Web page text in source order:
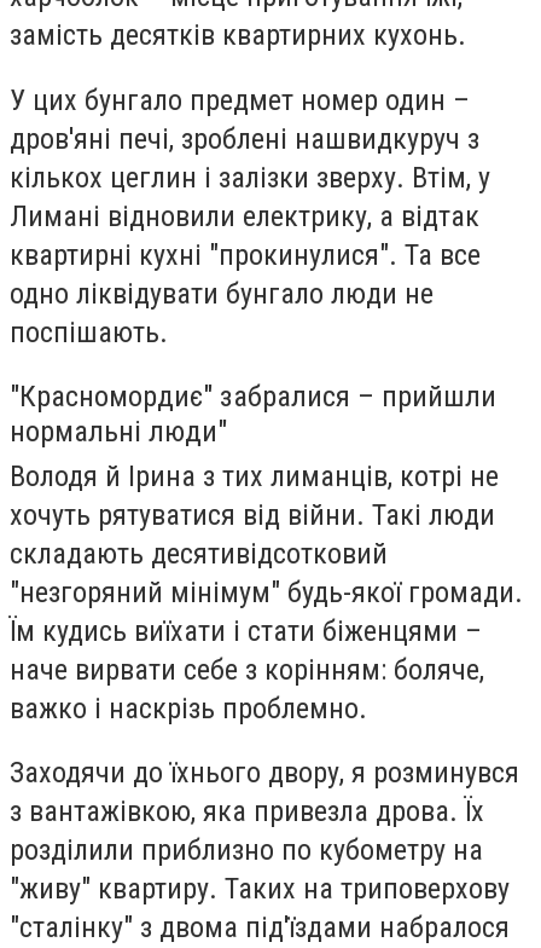
замість десятків квартирних кухонь.
У цих бунгало предмет номер один –
дров'яні печі, зроблені нашвидкуруч з
кількох цеглин і залізки зверху. Втім, у
Лимані відновили електрику, а відтак
квартирні кухні "прокинулися". Та все
одно ліквідувати бунгало люди не
поспішають.
"Красномордиє" забралися – прийшли
нормальні люди"
Володя й Ірина з тих лиманців, котрі не
хочуть рятуватися від війни. Такі люди
складають десятивідсотковий
"незгоряний мінімум" будь-якої громади.
Їм кудись виїхати і стати біженцями –
наче вирвати себе з корінням: боляче,
важко і наскрізь проблемно.
Заходячи до їхнього двору, я розминувся
з вантажівкою, яка привезла дрова. Їх
розділили приблизно по кубометру на
"живу" квартиру. Таких на триповерхову
"сталінку" з двома під'їздами набралося